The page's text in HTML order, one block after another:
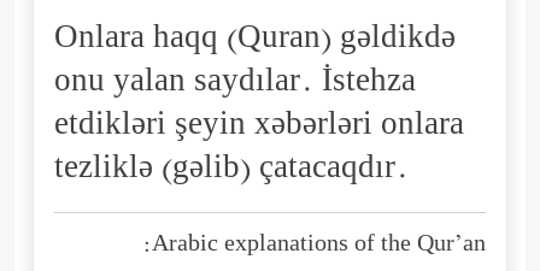
Onlara haqq (Quran) gəldikdə
onu yalan saydılar. İstehza
etdikləri şeyin xəbərləri onlara
tezliklə (gəlib) çatacaqdır.
Arabic explanations of the Qur’an: